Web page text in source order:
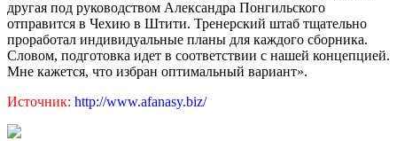
другая под руководством Александра Понгильского
отправится в Чехию в Штити. Тренерский штаб тщательно
проработал индивидуальные планы для каждого сборника.
Словом, подготовка идет в соответствии с нашей концепцией.
Мне кажется, что избран оптимальный вариант».
Источник: http://www.afanasy.biz/